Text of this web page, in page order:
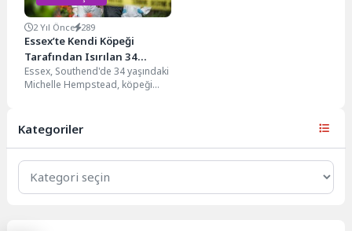
2 Yıl Önce 289
Essex’te Kendi Köpeği
Tarafından Isırılan 34
Yaşındaki Kadın Hayatını
Kaybetti
Essex, Southend'de 34 yaşındaki
Michelle Hempstead, köpeği
kaybetti....
Kategoriler
Kategoriler